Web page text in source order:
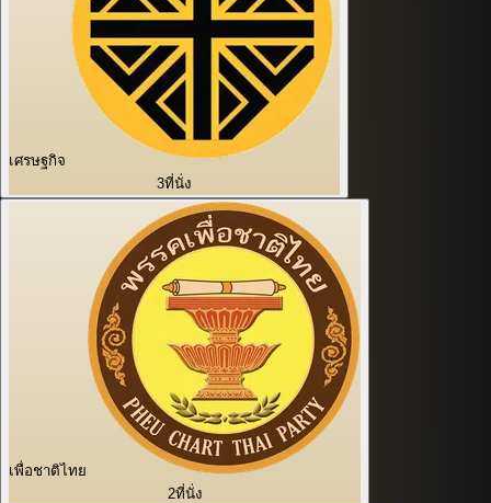
เศรษฐกิจ
3ที่นั่ง
เพื่อชาติไทย
2ที่นั่ง